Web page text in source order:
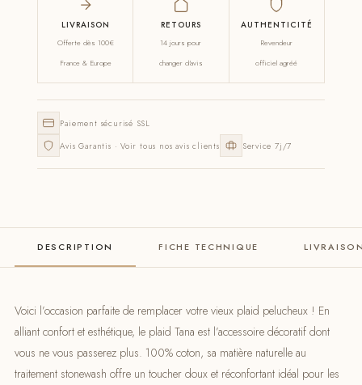
LIVRAISON
Offerte dès 100€
France & Europe
RETOURS
14 jours pour
changer d'avis
AUTHENTICITÉ
Revendeur
officiel agréé
Paiement sécurisé SSL
Avis Garantis · Voir tous nos avis clients
Service 7j/7
DESCRIPTION FICHE TECHNIQUE
Voici l’occasion parfaite de remplacer votre vieux plaid pelucheux ! En
alliant confort et esthétique, le plaid Tana est l’accessoire décoratif dont
vous ne vous passerez plus. 100% coton, sa matière naturelle au
traitement stonewash offre un toucher doux et réconfortant idéal pour les